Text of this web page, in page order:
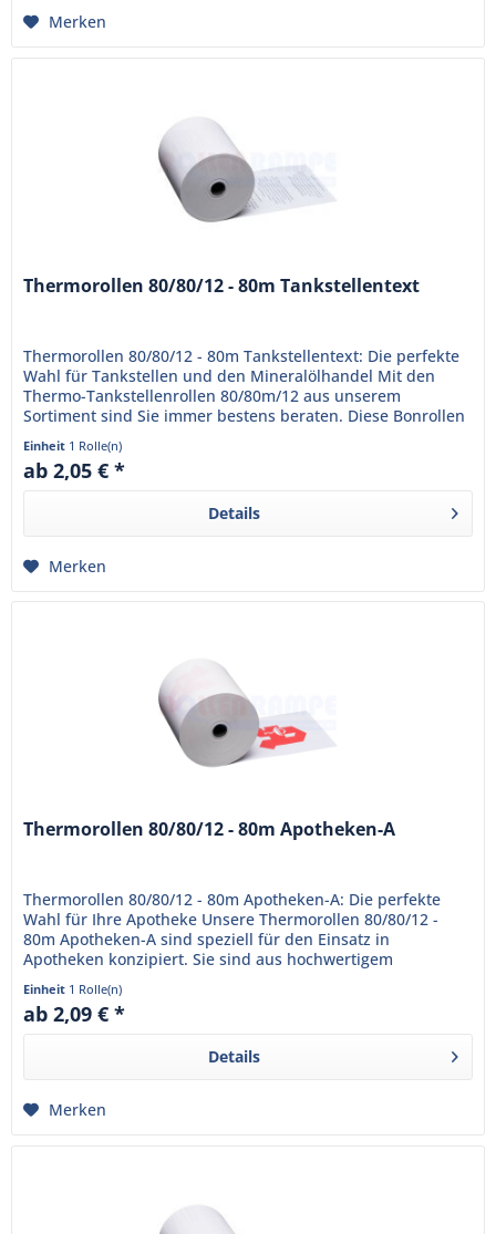
Merken
Thermorollen 80/80/12 - 80m Tankstellentext
Thermorollen 80/80/12 - 80m Tankstellentext: Die perfekte
Wahl für Tankstellen und den Mineralölhandel Mit den
Thermo-Tankstellenrollen 80/80m/12 aus unserem
Sortiment sind Sie immer bestens beraten. Diese Bonrollen
Einheit 1 Rolle(n)
ab 2,05 € *
Details
Merken
Thermorollen 80/80/12 - 80m Apotheken-A
Thermorollen 80/80/12 - 80m Apotheken-A: Die perfekte
Wahl für Ihre Apotheke Unsere Thermorollen 80/80/12 -
80m Apotheken-A sind speziell für den Einsatz in
Apotheken konzipiert. Sie sind aus hochwertigem
Thermopapier gefertigt und...
Einheit 1 Rolle(n)
ab 2,09 € *
Details
Merken